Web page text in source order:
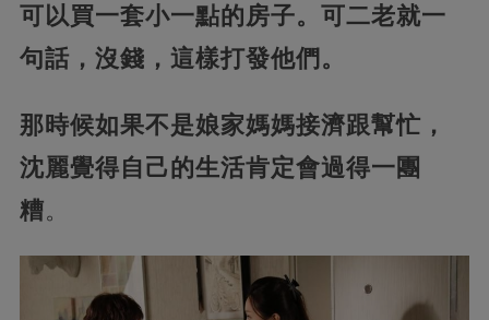
可以買一套小一點的房子。可二老就一
句話，沒錢，這樣打發他們。
那時候如果不是娘家媽媽接濟跟幫忙，
沈麗覺得自己的生活肯定會過得一團
糟。